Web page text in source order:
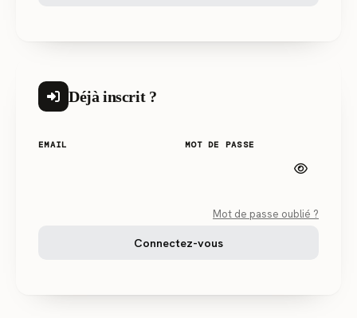
Déjà inscrit ?
EMAIL MOT DE PASSE
Mot de passe oublié ?
Connectez-vous